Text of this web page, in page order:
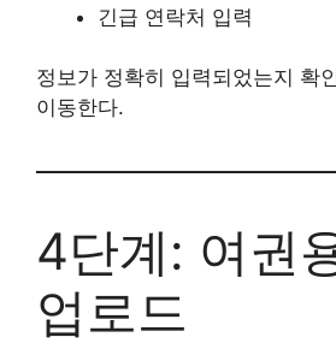
긴급 연락처 입력
정보가 정확히 입력되었는지 확
이동한다.
4단계: 여권
업로드